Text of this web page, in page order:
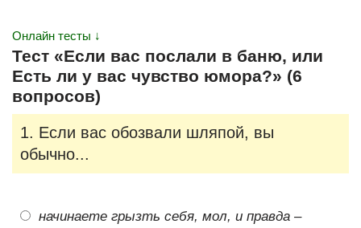
Онлайн тесты ↓
Тест «Если вас послали в баню, или
Есть ли у вас чувство юмора?» (6
вопросов)
1. Если вас обозвали шляпой, вы
обычно...
начинаете грызть себя, мол, и правда –